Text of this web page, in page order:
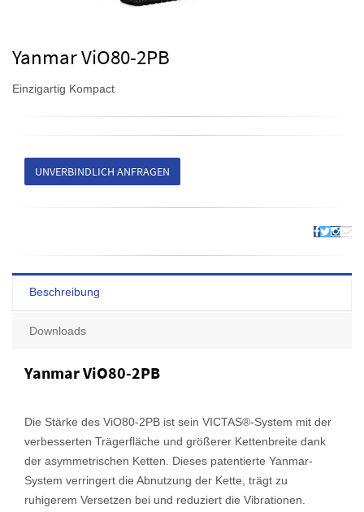
Yanmar ViO80-2PB
Einzigartig Kompact
UNVERBINDLICH ANFRAGEN
Beschreibung
Downloads
Yanmar ViO80-2PB
Die Stärke des ViO80-2PB ist sein VICTAS®-System mit der
verbesserten Trägerfläche und größerer Kettenbreite dank
der asymmetrischen Ketten. Dieses patentierte Yanmar-
System verringert die Abnutzung der Kette, trägt zu
ruhigerem Versetzen bei und reduziert die Vibrationen.